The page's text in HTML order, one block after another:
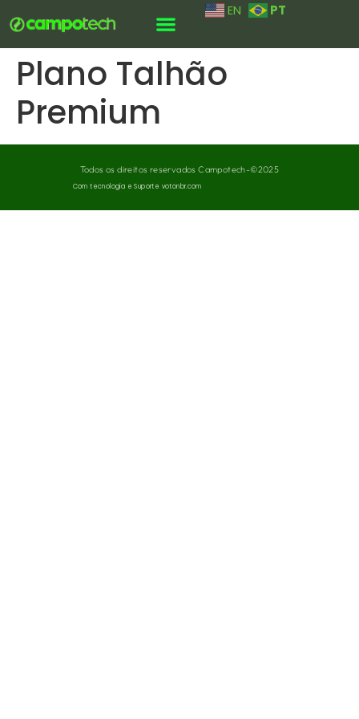
EN PT
Plano Talhão
Premium
Todos os direitos reservados Campotech-©2025
Com tecnologia e Suporte votonbr.com